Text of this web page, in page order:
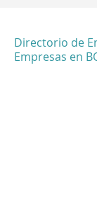
Directorio de
Empresas en